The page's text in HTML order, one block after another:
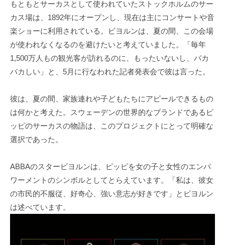
もともとサーカスとして使われていたストックホルムのサー
カス場は、1892年にオープンし、現在は主にコンサートや音
楽ショーに利用されている。ビヨルンは、夏の間、この会場
が使われなくなるのを避けたいと考えていました。「毎年
1,500万人もの観光客が訪れるのに、もったいないし、バカ
バカしい」と、5月に行なわれた記者発表会で彼は言った。
彼は、夏の間、家族連れや子どもたちにアピールできるもの
は何かと考えた。スウェーデンの世界的なブランドであるピ
ッピのサーカスの物語は、このプロジェクトにとって明確な
選択であった。
ABBAのスタービヨルンは、ピッピを女の子と女性のエンパ
ワーメントのシンボルとしてとらえています。「私は、彼女
の市民的不服従、好奇心、強い意志が好きです」とビヨルン
は述べています。